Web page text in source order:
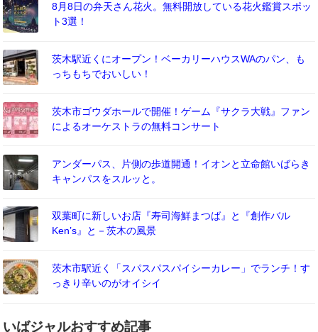
8月8日の弁天さん花火。無料開放している花火鑑賞スポッ
ト3選！
茨木駅近くにオープン！ベーカリーハウスWAのパン、も
っちもちでおいしい！
茨木市ゴウダホールで開催！ゲーム『サクラ大戦』ファン
によるオーケストラの無料コンサート
アンダーパス、片側の歩道開通！イオンと立命館いばらき
キャンパスをスルッと。
双葉町に新しいお店『寿司海鮮まつば』と『創作バル
Ken’s』と－茨木の風景
茨木市駅近く「スパスパスパイシーカレー」でランチ！す
っきり辛いのがオイシイ
いばジャルおすすめ記事